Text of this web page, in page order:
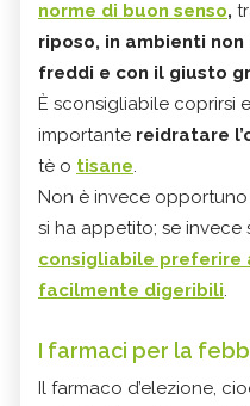
norme di buon senso,
riposo, in ambienti
freddi e con il giusto
È sconsigliabile coprirsi
importante reidratare
tè o tisane.
Non è invece opportuno
si ha appetito; se invece
consigliabile preferire
facilmente digeribili.
I farmaci per la
Il farmaco d’elezione,